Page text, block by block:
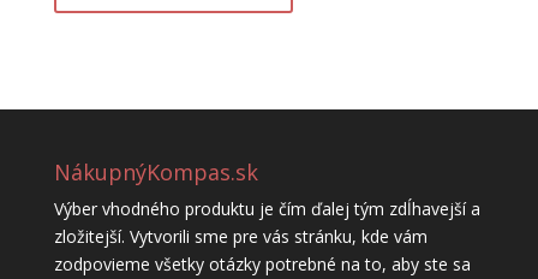
NákupnýKompas.sk
Výber vhodného produktu je čím ďalej tým zdĺhavejší a
zložitejší. Vytvorili sme pre vás stránku, kde vám
zodpovieme všetky otázky potrebné na to, aby ste sa